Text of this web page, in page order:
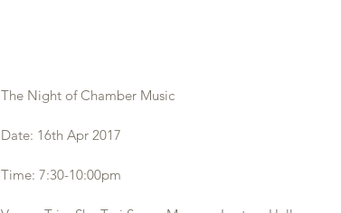
The Night of Chamber Music
Date: 16th Apr 2017
Time: 7:30-10:00pm